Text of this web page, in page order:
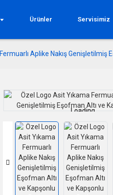
Ürünler Servisimiz
Aplike Nakış Genişletilmiş
Loading...
Loading...